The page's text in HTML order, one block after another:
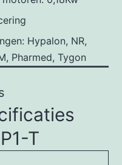
Hypalon, NR,
Pharmed, Tygon
T